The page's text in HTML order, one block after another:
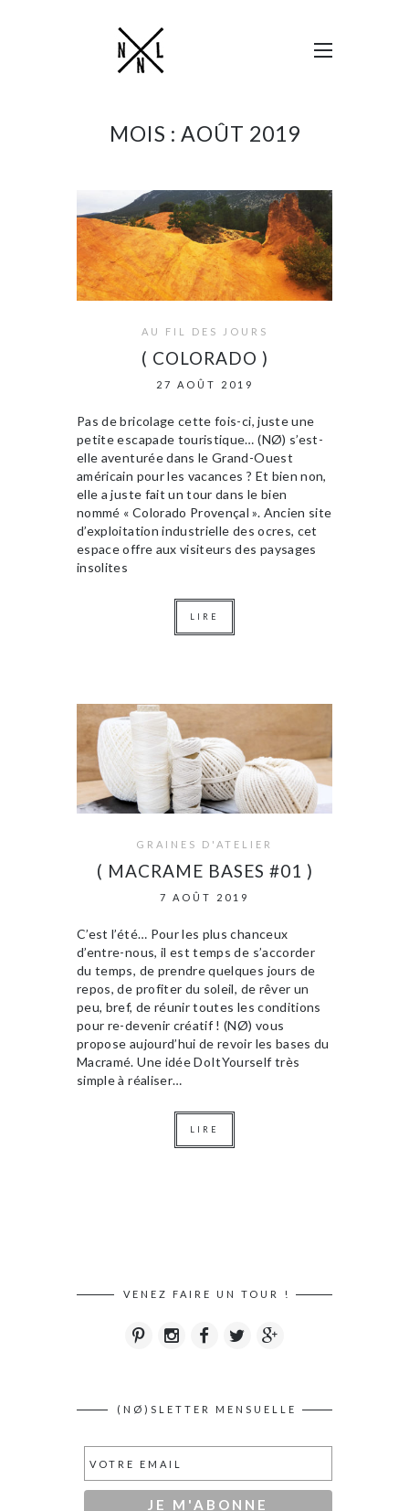
MOIS : AOÛT 2019
AU FIL DES JOURS
( COLORADO )
27 AOÛT 2019
Pas de bricolage cette fois-ci, juste une
petite escapade touristique… (NØ) s’est-
elle aventurée dans le Grand-Ouest
américain pour les vacances ? Et bien non,
elle a juste fait un tour dans le bien
nommé « Colorado Provençal ». Ancien site
d’exploitation industrielle des ocres, cet
espace offre aux visiteurs des paysages
insolites
LIRE
GRAINES D'ATELIER
( MACRAME BASES #01 )
7 AOÛT 2019
C’est l’été… Pour les plus chanceux
d’entre-nous, il est temps de s’accorder
du temps, de prendre quelques jours de
repos, de profiter du soleil, de rêver un
peu, bref, de réunir toutes les conditions
pour re-devenir créatif ! (NØ) vous
propose aujourd’hui de revoir les bases du
Macramé. Une idée DoItYourself très
simple à réaliser…
LIRE
VENEZ FAIRE UN TOUR !
(NØ)SLETTER MENSUELLE